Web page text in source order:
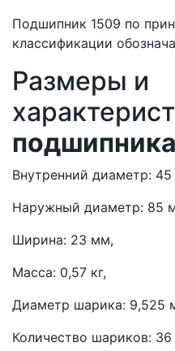
Подшипник 1509 по
классификации
Размеры и
Внутренний диаметр:
Наружный диаметр: 85
Ширина: 23 мм,
Масса: 0,57 кг,
Диаметр шарика: 9,525
Количество шариков: 36